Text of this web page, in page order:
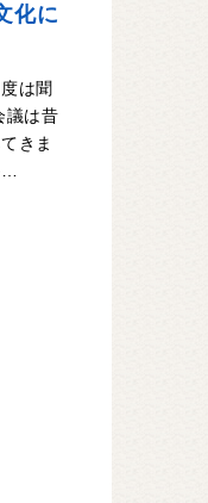
化に
は聞
議は昔
きま